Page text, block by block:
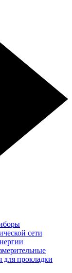
сети
для прокладки